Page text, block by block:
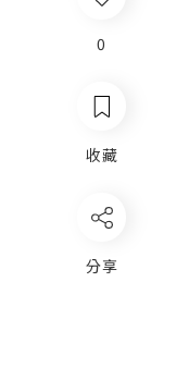
0
收藏
分享